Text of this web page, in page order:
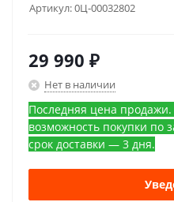
Артикул:0Ц-00032802
29 990 ₽
Нет в наличии
Последняя цена
возможность покупки по
срок доставки — 3 дня.